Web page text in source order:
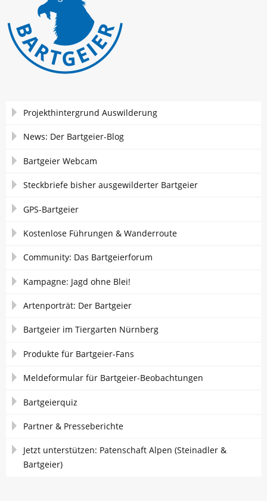
Navigation
Projekthintergrund Auswilderung
News: Der Bartgeier-Blog
Bartgeier Webcam
Steckbriefe bisher ausgewilderter Bartgeier
GPS-Bartgeier
Kostenlose Führungen & Wanderroute
Community: Das Bartgeierforum
Kampagne: Jagd ohne Blei!
Artenporträt: Der Bartgeier
Bartgeier im Tiergarten Nürnberg
Produkte für Bartgeier-Fans
Meldeformular für Bartgeier-Beobachtungen
Bartgeierquiz
Partner & Presseberichte
Jetzt unterstützen: Patenschaft Alpen (Steinadler &
Bartgeier)